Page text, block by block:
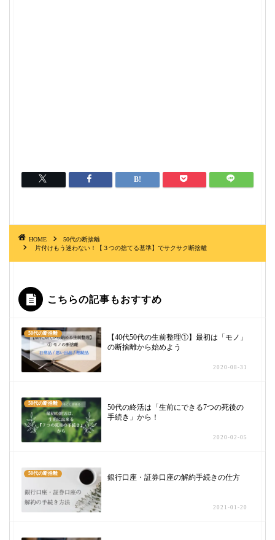
HOME
50代の断捨離
片付けもう迷わない！【３つの捨てる基準】でサクサク断捨離
こちらの記事もおすすめ
50代の断捨離
【40代50代の生前整理①】最初は「モノ」
の断捨離から始めよう
2020-08-31
50代の断捨離
50代の終活は「生前にできる7つの死後の
手続き」から！
2020-02-05
50代の断捨離 銀行口座・証券口座の解約手続きの仕方
2021-01-20